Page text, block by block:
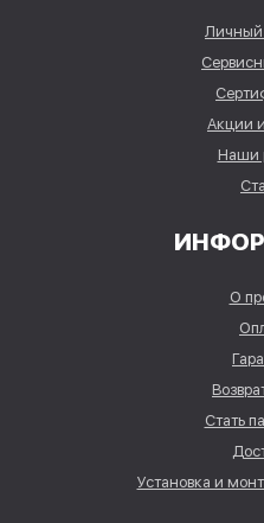
Личный
Акции
Наши
О
Стать
Установка и